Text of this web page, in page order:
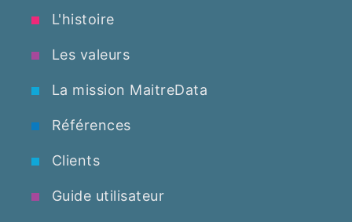
L'histoire
Les valeurs
La mission MaitreData
Références
Clients
Guide utilisateur